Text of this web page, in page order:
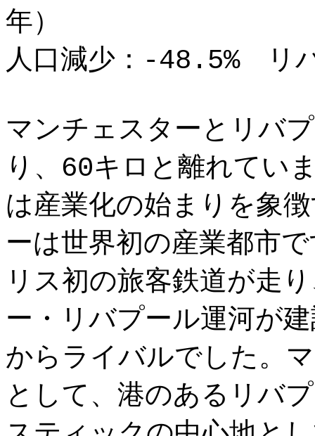
年）
人口減少：-48.5% リ
マンチェスターとリバ
り、60キロと離れてい
は産業化の始まりを象
ーは世界初の産業都市
リス初の旅客鉄道が走
ー・リバプール運河が
からライバルでした。
として、港のあるリバ